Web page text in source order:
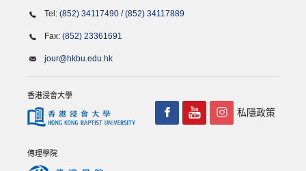
Tel: (852) 34117490 /(852) 34117889
Fax: (852) 23361691
jour@hkbu.edu.hk
香港浸會大學
傳理學院
私隱政策